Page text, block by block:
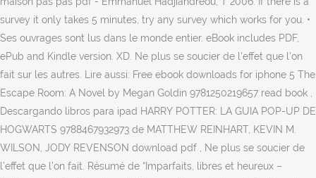
survey it only takes 5 minutes, try any survey which works for you. •
Ses ouvrages sont lus dans le monde entier. eBook includes PDF,
ePub and Kindle version. XD. Ne plus se soucier de l'effet que l'on
fait sur les autres. Lire aussi: Free ebook downloads for iphone 5 The
Escape Room: A Novel by Megan Goldin 9781250219657 read book ,
Descargando libros para ipad HARRY POTTER: LA GUIA POP-UP DE
HOGWARTS 9788467932973 de MATTHEW REINHART, KEVIN M.
WILSON, JODY REVENSON download pdf , Ne plus se soucier de
l’effet que l’on fait. Résumé de “Imparfaits, libres et heureux –